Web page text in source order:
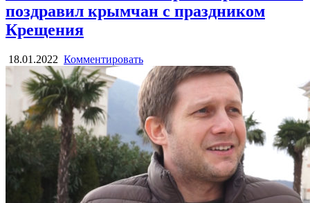
поздравил крымчан с праздником
Крещения
18.01.2022 Комментировать